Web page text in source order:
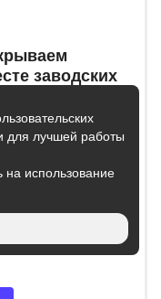
заводских
и и новый
для лучшей работы
на использование